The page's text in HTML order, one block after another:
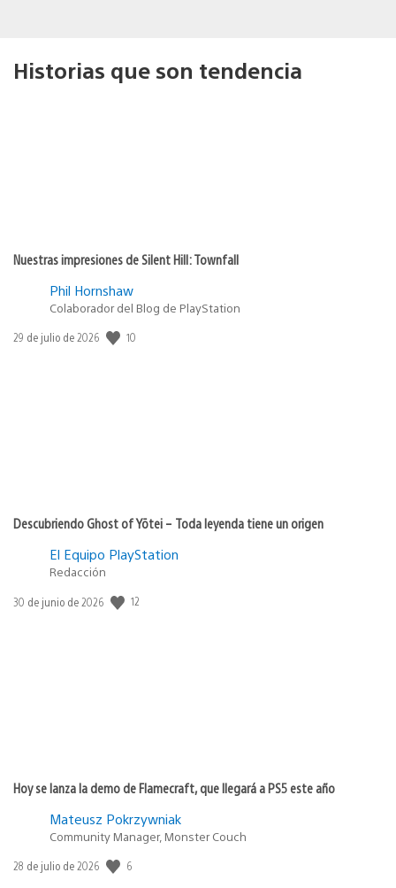
Historias que son tendencia
Nuestras impresiones de Silent Hill: Townfall
Phil Hornshaw
Colaborador del Blog de PlayStation
Fecha
29 de julio de 2026 10
Descubriendo Ghost of Yōtei – Toda leyenda tiene un origen
El Equipo PlayStation
Redacción
Fecha
30 de junio de 2026 12
Hoy se lanza la demo de Flamecraft, que llegará a PS5 este año
Mateusz Pokrzywniak
Community Manager, Monster Couch
Fecha
28 de julio de 2026 6